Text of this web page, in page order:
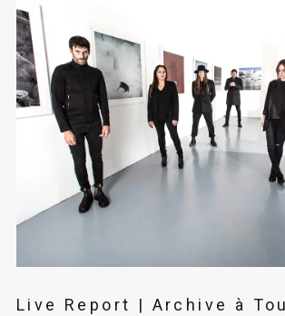
Live Report | Archive à